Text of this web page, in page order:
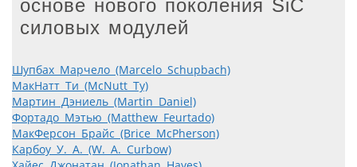
основе нового поколения SiC
силовых модулей
Шупбах Марчело (Marcelo Schupbach)
МакНатт Ти (McNutt Ty)
Мартин Дэниель (Martin Daniel)
Фортадо Мэтью (Matthew Feurtado)
МакФерсон Брайс (Brice McPherson)
Карбоу У. А. (W. A. Curbow)